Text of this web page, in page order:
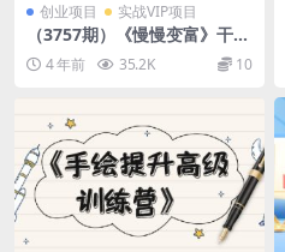
创业项目 实战VIP项目
（3757期）《慢慢变富》干货
精华的系统课程：想创业，想
赚钱？看这课就够了！
4 年前 35.2K 10